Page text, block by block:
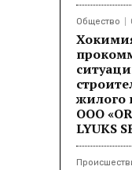
Общество
жилого
ООО
LYUKS